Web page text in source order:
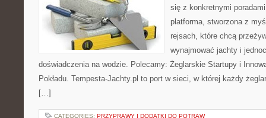
się z konkretnymi
platforma, stworzona z
rejsach, które chcą
wynajmować jachty i
doświadczenia na wodzie. Polecamy: Żeglarskie Startupy i
Pokładu. Tempesta-Jachty.pl to port w sieci, w której każdy
[…]
CATEGORIES: PRZYPRAWY I DODATKI DO POTRAW